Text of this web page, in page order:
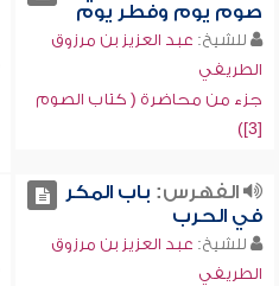
صوم يوم وفطر يوم
للشيخ: عبد العزيز بن مرزوق
الطريفي
جزء من محاضرة ( كتاب الصوم
[3])
الفهرس: باب المكر
في الحرب
للشيخ: عبد العزيز بن مرزوق
الطريفي